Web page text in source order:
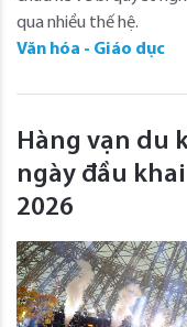
qua nhiều thế hệ.
Văn hóa - Giáo dục
Hàng vạn du
ngày đầu
2026